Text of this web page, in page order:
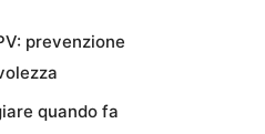
prevenzione
quando fa